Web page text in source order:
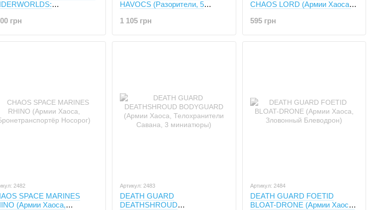
грн
HAVOCS (Разорители, 5
1 105 грн
CHAOS LORD (Армии Хаоса,
595 грн
2482
SPACE MARINES
(Армии Хаоса,
Артикул: 2483
DEATH GUARD
DEATHSHROUD
Артикул: 2484
DEATH GUARD FOETID
BLOAT-DRONE (Армии Хаоса,